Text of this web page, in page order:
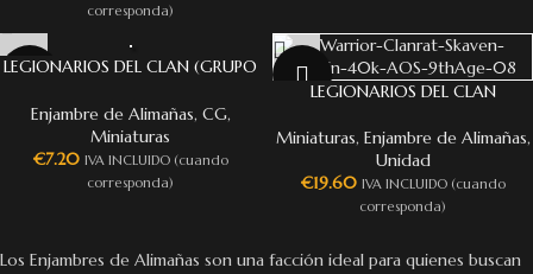
corresponda)
LEGIONARIOS DEL CLAN (GRUPO
Enjambre de Alimañas, CG,
Miniaturas
€7.20 IVA INCLUIDO (cuando
corresponda)
LEGIONARIOS DEL CLAN
Miniaturas, Enjambre de Alimañas,
Unidad
€19.60 IVA INCLUIDO (cuando
corresponda)
Los Enjambres de Alimañas son una facción ideal para quienes buscan